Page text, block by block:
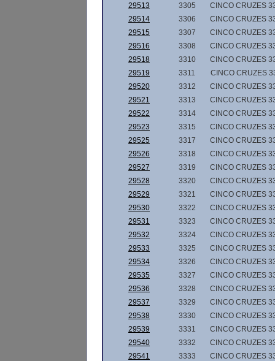
29513
3305
CINCO CRUZES
29514
3306
CINCO CRUZES
29515
3307
CINCO CRUZES
29516
3308
CINCO CRUZES
29518
3310
CINCO CRUZES
29519
3311
CINCO CRUZES
29520
3312
CINCO CRUZES
29521
3313
CINCO CRUZES
29522
3314
CINCO CRUZES
29523
3315
CINCO CRUZES
29525
3317
CINCO CRUZES
29526
3318
CINCO CRUZES
29527
3319
CINCO CRUZES
29528
3320
CINCO CRUZES
29529
3321
CINCO CRUZES
29530
3322
CINCO CRUZES
29531
3323
CINCO CRUZES
29532
3324
CINCO CRUZES
29533
3325
CINCO CRUZES
29534
3326
CINCO CRUZES
29535
3327
CINCO CRUZES
29536
3328
CINCO CRUZES
29537
3329
CINCO CRUZES
29538
3330
CINCO CRUZES
29539
3331
CINCO CRUZES
29540
3332
CINCO CRUZES
29541
3333 CINCO CRUZES